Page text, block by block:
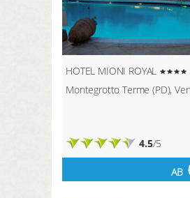
HOTEL MIONI ROYAL
Montegrotto Terme (PD),
4.5/5
AB